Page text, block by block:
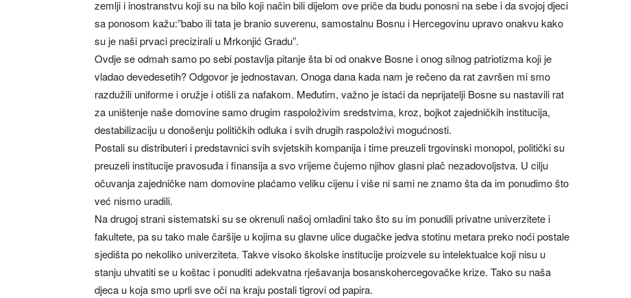
zemlji i inostranstvu koji su na bilo koji način bili dijelom ove priče da budu ponosni na sebe i da svojoj djeci
sa ponosom kažu:”babo ili tata je branio suverenu, samostalnu Bosnu i Hercegovinu upravo onakvu kako
su je naši prvaci precizirali u Mrkonjić Gradu”.
Ovdje se odmah samo po sebi postavlja pitanje šta bi od onakve Bosne i onog silnog patriotizma koji je
vladao devedesetih? Odgovor je jednostavan. Onoga dana kada nam je rečeno da rat završen mi smo
razdužili uniforme i oružje i otišli za nafakom. Međutim, važno je istaći da neprijatelji Bosne su nastavili rat
za uništenje naše domovine samo drugim raspoloživim sredstvima, kroz, bojkot zajedničkih institucija,
destabilizaciju u donošenju političkih odluka i svih drugih raspoloživi mogućnosti.
Postali su distributeri i predstavnici svih svjetskih kompanija i time preuzeli trgovinski monopol, politički su
preuzeli institucije pravosuđa i finansija a svo vrijeme čujemo njihov glasni plač nezadovoljstva. U cilju
očuvanja zajedničke nam domovine plaćamo veliku cijenu i više ni sami ne znamo šta da im ponudimo što
već nismo uradili.
Na drugoj strani sistematski su se okrenuli našoj omladini tako što su im ponudili privatne univerzitete i
fakultete, pa su tako male čaršije u kojima su glavne ulice dugačke jedva stotinu metara preko noći postale
sjedišta po nekoliko univerziteta. Takve visoko školske institucije proizvele su intelektualce koji nisu u
stanju uhvatiti se u koštac i ponuditi adekvatna rješavanja bosanskohercegovačke krize. Tako su naša
djeca u koja smo uprli sve oči na kraju postali tigrovi od papira.